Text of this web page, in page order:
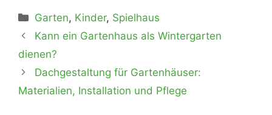
Kategorien
Garten, Kinder, Spielhaus
Kann ein Gartenhaus als Wintergarten
dienen?
Dachgestaltung für Gartenhäuser:
Materialien, Installation und Pflege